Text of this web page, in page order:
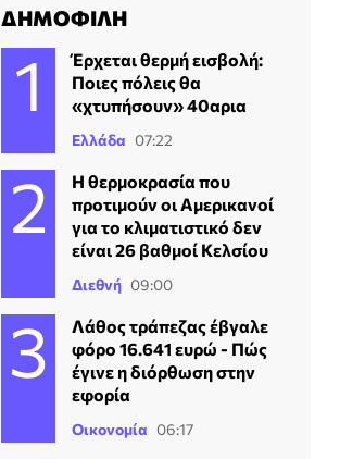
ΔΗΜΟΦΙΛΗ
Έρχεται θερμή εισβολή:
Ποιες πόλεις θα
«χτυπήσουν» 40αρια
Ελλάδα 07:22
Η θερμοκρασία που
προτιμούν οι Αμερικανοί
για το κλιματιστικό δεν
είναι 26 βαθμοί Κελσίου
Διεθνή 09:00
Λάθος τράπεζας έβγαλε
φόρο 16.641 ευρώ - Πώς
έγινε η διόρθωση στην
εφορία
Οικονομία 06:17